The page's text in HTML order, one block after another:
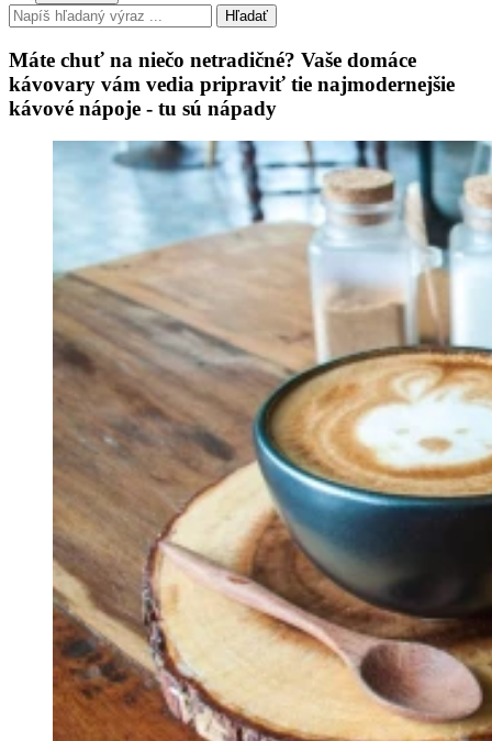
Hľadať
Máte chuť na niečo netradičné? Vaše domáce
kávovary vám vedia pripraviť tie najmodernejšie
kávové nápoje - tu sú nápady